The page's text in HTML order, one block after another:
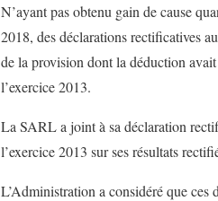
N’ayant pas obtenu gain de cause
2018, des déclarations rectificatives
de la provision dont la déduction
l’exercice 2013.
La SARL a joint à sa déclaration
l’exercice 2013 sur ses résultats
L’Administration a considéré que ces